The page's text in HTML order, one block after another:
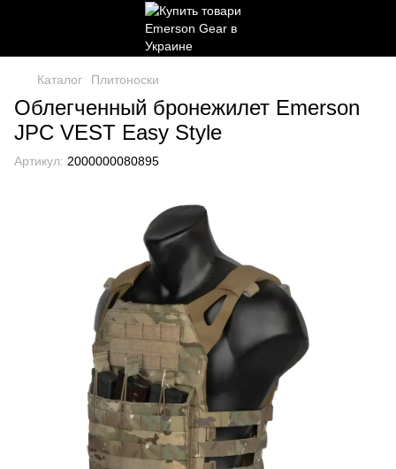
Каталог Плитоноски
Облегченный бронежилет Emerson
JPC VEST Easy Style
Артикул: 2000000080895